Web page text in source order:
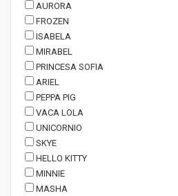
AURORA
FROZEN
ISABELA
MIRABEL
PRINCESA SOFIA
ARIEL
PEPPA PIG
VACA LOLA
UNICORNIO
SKYE
HELLO KITTY
MINNIE
MASHA